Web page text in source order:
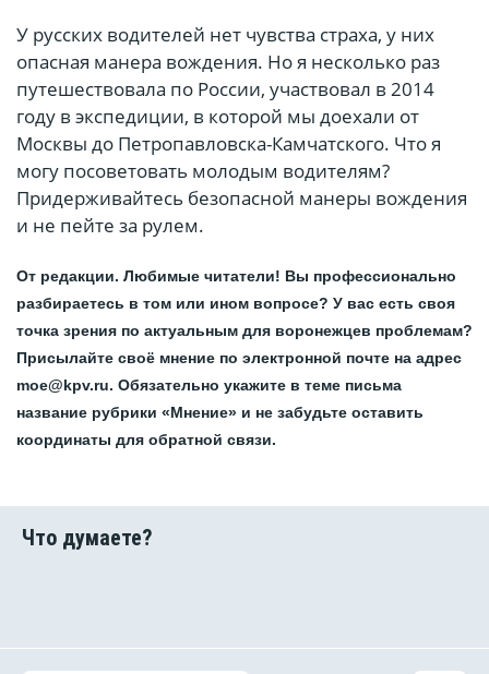
У русских водителей нет чувства страха, у них
опасная манера вождения. Но я несколько раз
путешествовала по России, участвовал в 2014
году в экспедиции, в которой мы доехали от
Москвы до Петропавловска-Камчатского. Что я
могу посоветовать молодым водителям?
Придерживайтесь безопасной манеры вождения
и не пейте за рулем.
От редакции. Любимые читатели! Вы профессионально
разбираетесь в том или ином вопросе? У вас есть своя
точка зрения по актуальным для воронежцев проблемам?
Присылайте своё мнение по электронной почте на адрес
moe@kpv.ru. Обязательно укажите в теме письма
название рубрики «Мнение» и не забудьте оставить
координаты для обратной связи.